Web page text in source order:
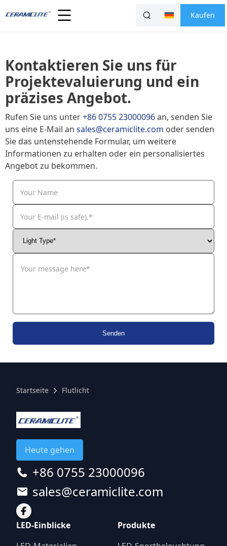
Kaufen
Kontaktieren Sie uns für
Projektevaluierung und ein
präzises Angebot.
Rufen Sie uns unter+86 0755 23000096an, senden Sie
uns eine E-Mail an sales@ceramiclite.com oder senden
Sie das untenstehende Formular, um weitere
Informationen zu erhalten oder ein personalisiertes
Angebot zu bekommen.
Your Name
Your E-mail (is safe).*
Senden
Startseite Flutlicht
Heute gehen
+86 0755 23000096
sales@ceramiclite.com
LED-Einblicke
Produkte